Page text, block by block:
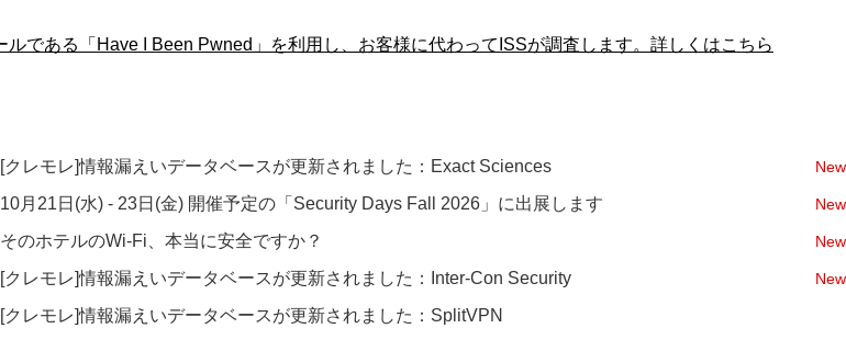
[クレモレ]情報漏えいデータベースが更新されました：Exact Sciences New
10月21日(水) - 23日(金) 開催予定の「Security Days Fall 2026」に出展します New
そのホテルのWi-Fi、本当に安全ですか？ New
[クレモレ]情報漏えいデータベースが更新されました：Inter-Con Security New
[クレモレ]情報漏えいデータベースが更新されました：SplitVPN